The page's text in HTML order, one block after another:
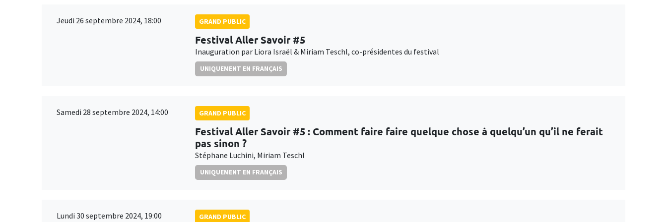
Jeudi 26 septembre 2024, 18:00 GRAND PUBLIC
Festival Aller Savoir #5
Inauguration par Liora Israël & Miriam Teschl, co-présidentes du festival
UNIQUEMENT EN FRANÇAIS
Samedi 28 septembre 2024, 14:00 GRAND PUBLIC
Festival Aller Savoir #5 : Comment faire faire quelque chose à quelqu’un qu’il ne ferait
pas sinon ?
Stéphane Luchini, Miriam Teschl
UNIQUEMENT EN FRANÇAIS
Lundi 30 septembre 2024, 19:00 GRAND PUBLIC